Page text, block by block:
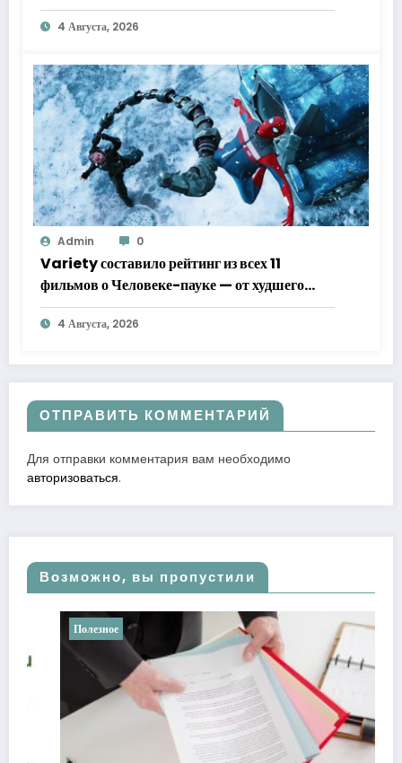
4 Августа, 2026
Admin 0
Variety составило рейтинг из всех 11
фильмов о Человеке-пауке — от худшего
к лучшему
4 Августа, 2026
ОТПРАВИТЬ КОММЕНТАРИЙ
Для отправки комментария вам необходимо
авторизоваться.
Возможно, вы пропустили
Полезное